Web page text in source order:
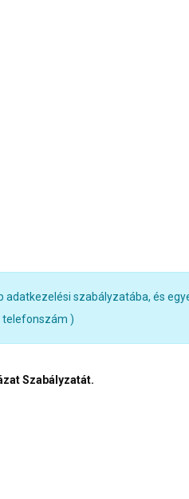
szabályzatába, és
telefonszám )
Szabályzatát.